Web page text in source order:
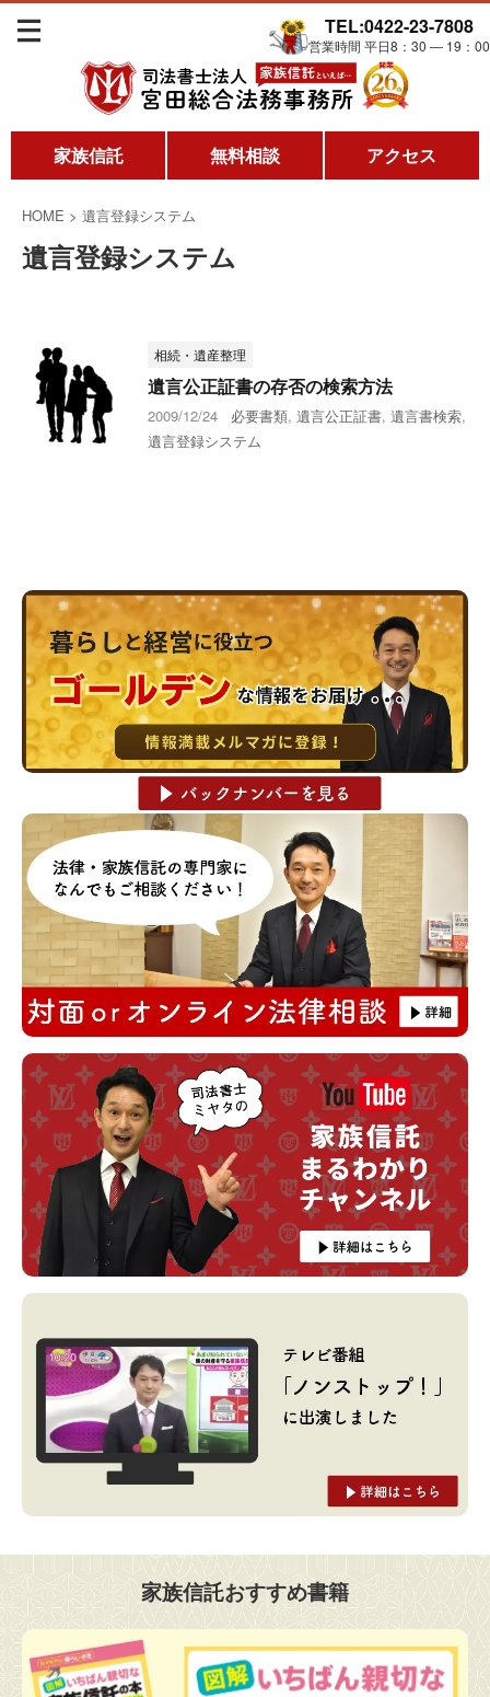
TEL:0422-23-7808
営業時間 平日8：30 ― 19：00
家族信託 無料相談 アクセス
HOME > 遺言登録システム
遺言登録システム
相続・遺産整理
遺言公正証書の存否の検索方法
2009/12/24 必要書類, 遺言公正証書, 遺言書検索,
遺言登録システム
家族信託おすすめ書籍